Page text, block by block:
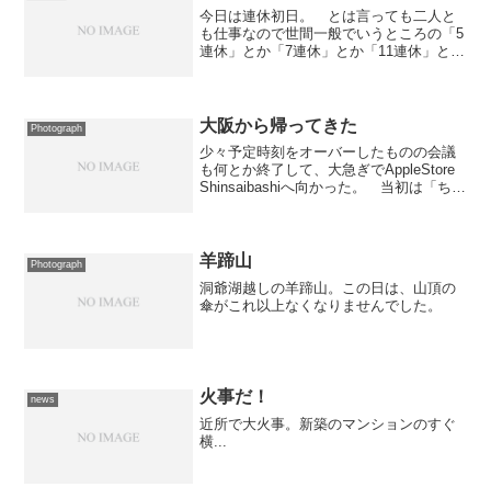
今日は連休初日。 とは言っても二人と
も仕事なので世間一般でいうところの「5
連休」とか「7連休」とか「11連休」とか
近く。 今日も...
Photograph 大阪から帰ってきた
少々予定時刻をオーバーしたものの会議
も何とか終了して、大急ぎでAppleStore
Shinsaibashiへ向かった。 当初は「ちょ
Photograph 羊蹄山
洞爺湖越しの羊蹄山。この日は、山頂の
傘がこれ以上なくなりませんでした。
news 火事だ！
近所で大火事。新築のマンションのすぐ
横...